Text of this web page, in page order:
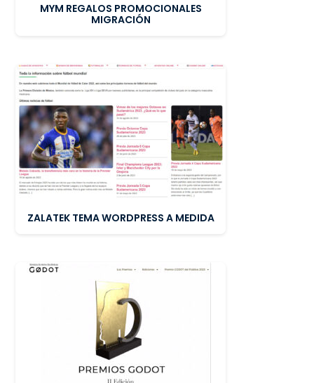
MYM REGALOS PROMOCIONALES
MIGRACIÓN
ZALATEK TEMA WORDPRESS A MEDIDA